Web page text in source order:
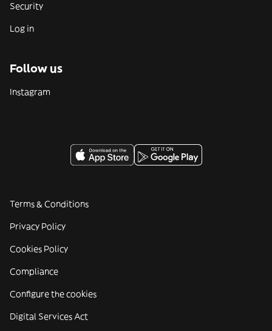
Security
Log in
Follow us
Instagram
Terms & Conditions
Privacy Policy
Cookies Policy
Compliance
Configure the cookies
Digital Services Act